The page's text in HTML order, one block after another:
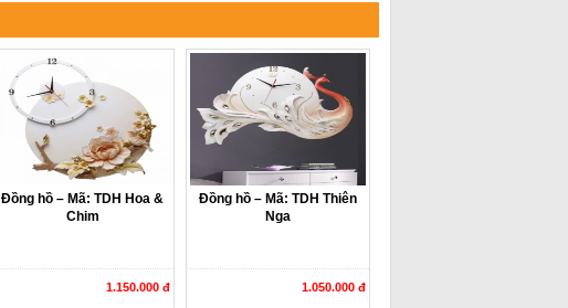
Đồng hồ – Mã: TDH Hoa &
Chim
1.150.000 đ
Đồng hồ – Mã: TDH Thiên
Nga
1.050.000 đ